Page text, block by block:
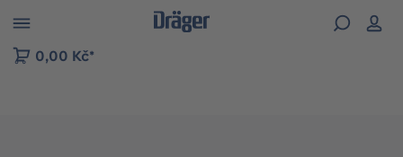
to B2B platform navigation
0,00 Kč*